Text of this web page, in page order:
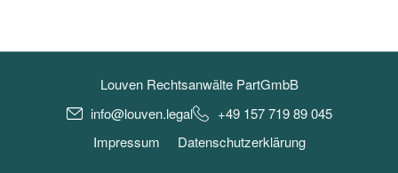
Louven Rechtsanwälte PartGmbB
info@louven.legal
+49 157 719 89 045
Impressum
Datenschutzerklärung